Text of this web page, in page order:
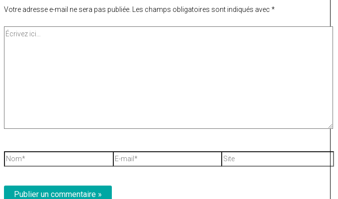
Votre adresse e-mail ne sera pas publiée. Les champs obligatoires sont indiqués avec *
Écrivez
Nom*
E-
mail*
Site